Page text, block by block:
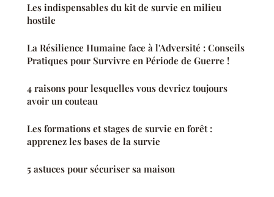
Les indispensables du kit de survie en milieu
hostile
La Résilience Humaine face à l'Adversité : Conseils
Pratiques pour Survivre en Période de Guerre !
4 raisons pour lesquelles vous devriez toujours
avoir un couteau
Les formations et stages de survie en forêt :
apprenez les bases de la survie
5 astuces pour sécuriser sa maison